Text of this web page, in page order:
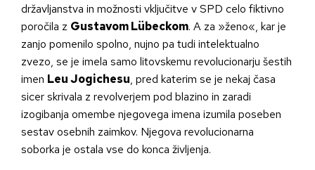
državljanstva in možnosti vključitve v SPD celo fiktivno
poročila z Gustavom Lübeckom. A za »ženo«, kar je
zanjo pomenilo spolno, nujno pa tudi intelektualno
zvezo, se je imela samo litovskemu revolucionarju šestih
imen Leu Jogichesu, pred katerim se je nekaj časa
sicer skrivala z revolverjem pod blazino in zaradi
izogibanja omembe njegovega imena izumila poseben
sestav osebnih zaimkov. Njegova revolucionarna
soborka je ostala vse do konca življenja.